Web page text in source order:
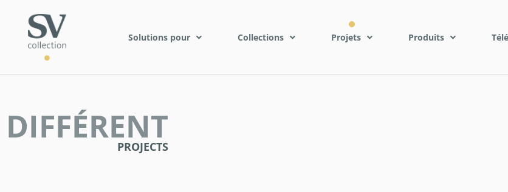
Solutions pour Collections Projets Produits
DIFFÉRENT
PROJECTS